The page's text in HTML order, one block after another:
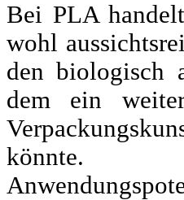
Bei PLA
wohl
den biologisch
dem ein
könnte.